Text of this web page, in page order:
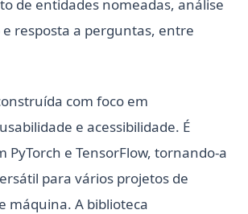
de entidades nomeadas, análise
resposta a perguntas, entre
com foco em
e acessibilidade. É
PyTorch e TensorFlow, tornando-a
para vários projetos de
máquina. A biblioteca